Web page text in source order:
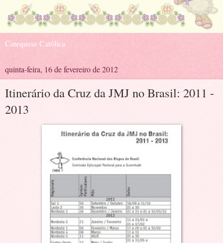
Catequese Católica
quinta-feira, 16 de fevereiro de 2012
Itinerário da Cruz da JMJ no Brasil: 2011 -
2013